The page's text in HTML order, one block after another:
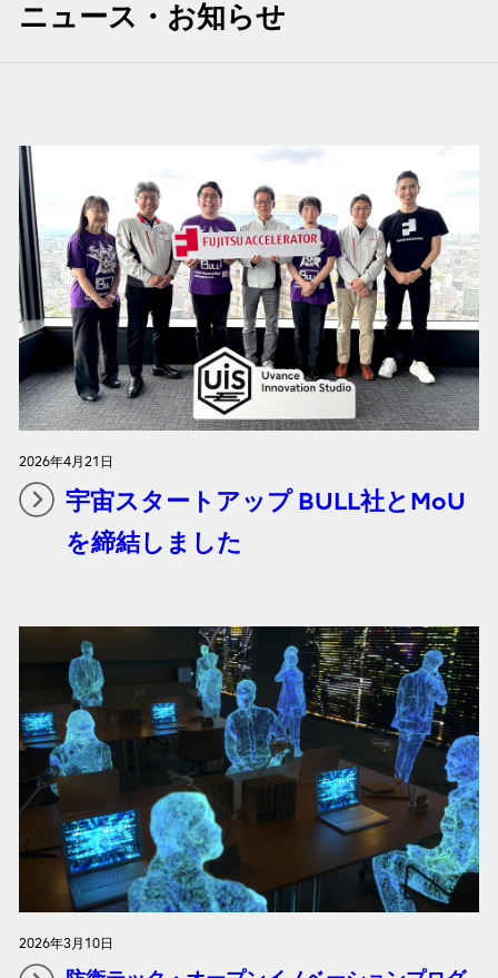
ニュース・お知らせ
2026年4月21日
宇宙スタートアップ BULL社とMoU
を締結しました
2026年3月10日